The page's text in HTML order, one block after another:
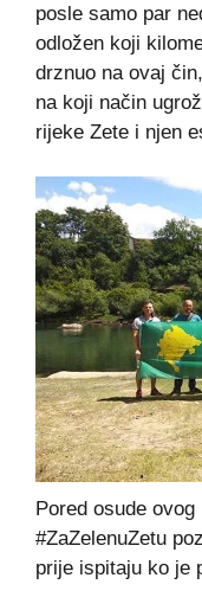
posle samo par
odložen koji
drznuo na ovaj
na koji način
rijeke Zete i njen
Pored osude
#ZaZelenuZetu
prije ispitaju ko je